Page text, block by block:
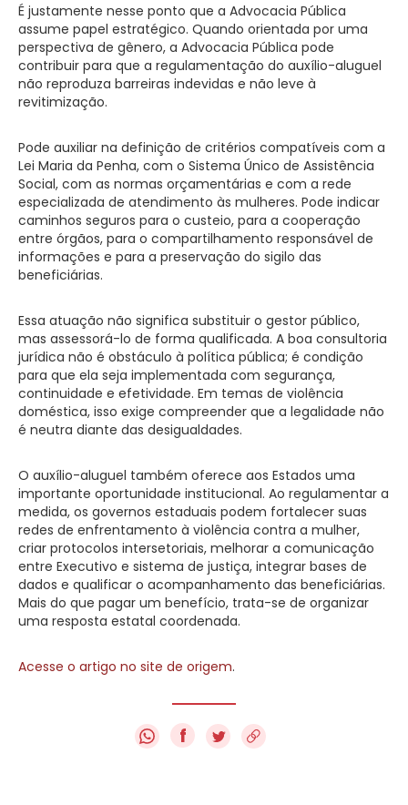
É justamente nesse ponto que a Advocacia Pública
assume papel estratégico. Quando orientada por uma
perspectiva de gênero, a Advocacia Pública pode
contribuir para que a regulamentação do auxílio-aluguel
não reproduza barreiras indevidas e não leve à
revitimização.
Pode auxiliar na definição de critérios compatíveis com a
Lei Maria da Penha, com o Sistema Único de Assistência
Social, com as normas orçamentárias e com a rede
especializada de atendimento às mulheres. Pode indicar
caminhos seguros para o custeio, para a cooperação
entre órgãos, para o compartilhamento responsável de
informações e para a preservação do sigilo das
beneficiárias.
Essa atuação não significa substituir o gestor público,
mas assessorá-lo de forma qualificada. A boa consultoria
jurídica não é obstáculo à política pública; é condição
para que ela seja implementada com segurança,
continuidade e efetividade. Em temas de violência
doméstica, isso exige compreender que a legalidade não
é neutra diante das desigualdades.
O auxílio-aluguel também oferece aos Estados uma
importante oportunidade institucional. Ao regulamentar a
medida, os governos estaduais podem fortalecer suas
redes de enfrentamento à violência contra a mulher,
criar protocolos intersetoriais, melhorar a comunicação
entre Executivo e sistema de justiça, integrar bases de
dados e qualificar o acompanhamento das beneficiárias.
Mais do que pagar um benefício, trata-se de organizar
uma resposta estatal coordenada.
Acesse o artigo no site de origem.
f